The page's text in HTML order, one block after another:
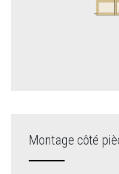
Montage côté